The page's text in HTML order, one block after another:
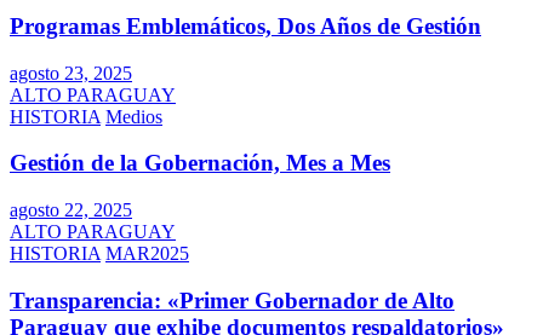
Programas Emblemáticos, Dos Años de Gestión
agosto 23, 2025
ALTO PARAGUAY
HISTORIA Medios
Gestión de la Gobernación, Mes a Mes
agosto 22, 2025
ALTO PARAGUAY
HISTORIA MAR2025
Transparencia: «Primer Gobernador de Alto
Paraguay que exhibe documentos respaldatorios»